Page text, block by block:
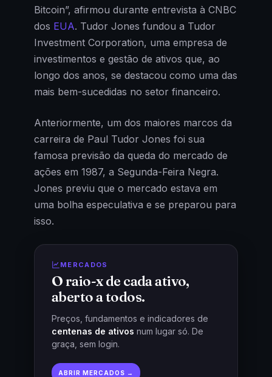
Bitcoin”, afirmou durante entrevista à CNBC
dos EUA. Tudor Jones fundou a Tudor
Investment Corporation, uma empresa de
investimentos e gestão de ativos que, ao
longo dos anos, se destacou como uma das
mais bem-sucedidas no setor financeiro.
Anteriormente, um dos maiores marcos da
carreira de Paul Tudor Jones foi sua
famosa previsão da queda do mercado de
ações em 1987, a Segunda-Feira Negra.
Jones previu que o mercado estava em
uma bolha especulativa e se preparou para
isso.
MERCADOS
O raio-x de cada ativo,
aberto a todos.
Preços, fundamentos e indicadores de
centenas de ativos num lugar só. De
graça, sem login.
ABRIR MERCADOS →